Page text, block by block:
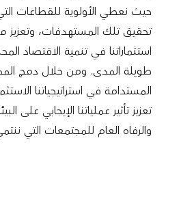
حيث نعطي الأولوية للقطاعات
تحقيق تلك المستهدفات،
استثماراتنا في تنمية الاقتصاد
طويلة المدى. ومن خلال دمج
المستدامة في استراتيجياتنا
تعزيز تأثير عملياتنا الإيجابي على
والرفاه العام للمجتمعات التي